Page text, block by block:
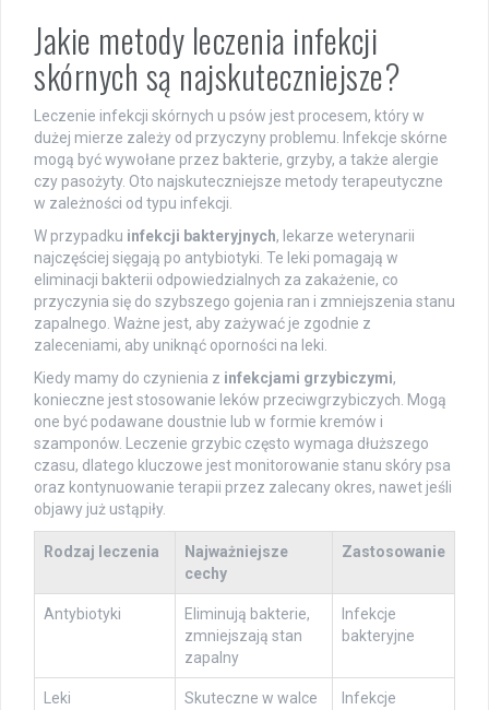
Jakie metody leczenia infekcji
skórnych są najskuteczniejsze?
Leczenie infekcji skórnych u psów jest procesem, który w
dużej mierze zależy od przyczyny problemu. Infekcje skórne
mogą być wywołane przez bakterie, grzyby, a także alergie
czy pasożyty. Oto najskuteczniejsze metody terapeutyczne
w zależności od typu infekcji.
W przypadku infekcji bakteryjnych, lekarze weterynarii
najczęściej sięgają po antybiotyki. Te leki pomagają w
eliminacji bakterii odpowiedzialnych za zakażenie, co
przyczynia się do szybszego gojenia ran i zmniejszenia stanu
zapalnego. Ważne jest, aby zażywać je zgodnie z
zaleceniami, aby uniknąć oporności na leki.
Kiedy mamy do czynienia z infekcjami grzybiczymi,
konieczne jest stosowanie leków przeciwgrzybiczych. Mogą
one być podawane doustnie lub w formie kremów i
szamponów. Leczenie grzybic często wymaga dłuższego
czasu, dlatego kluczowe jest monitorowanie stanu skóry psa
oraz kontynuowanie terapii przez zalecany okres, nawet jeśli
objawy już ustąpiły.
Rodzaj leczenia
Najważniejsze
cechy
Zastosowanie
Antybiotyki
Eliminują bakterie,
zmniejszają stan
zapalny
Infekcje
bakteryjne
Leki
Skuteczne w walce
Infekcje